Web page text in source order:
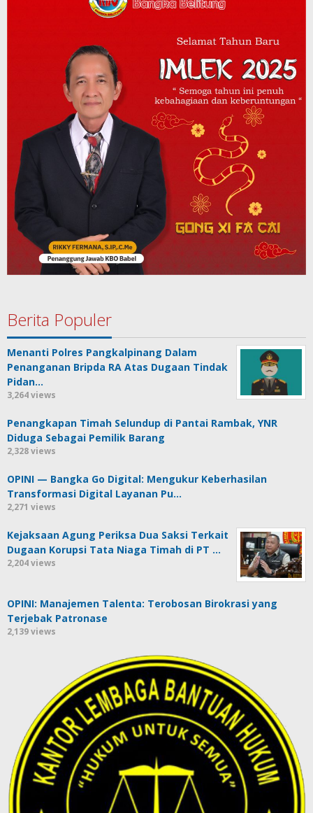
Berita Populer
Menanti Polres Pangkalpinang Dalam
Penanganan Bripda RA Atas Dugaan Tindak
Pidan…
3,264 views
Penangkapan Timah Selundup di Pantai Rambak, YNR
Diduga Sebagai Pemilik Barang
2,328 views
OPINI — Bangka Go Digital: Mengukur Keberhasilan
Transformasi Digital Layanan Pu…
2,271 views
Kejaksaan Agung Periksa Dua Saksi Terkait
Dugaan Korupsi Tata Niaga Timah di PT …
2,204 views
OPINI: Manajemen Talenta: Terobosan Birokrasi yang
Terjebak Patronase
2,139 views